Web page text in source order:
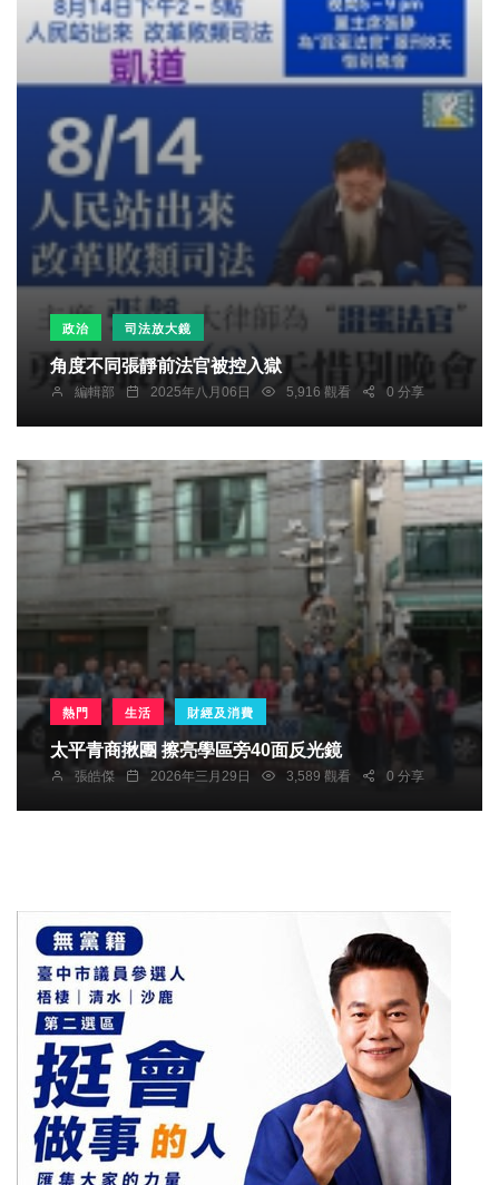
政治 司法放大鏡
角度不同張靜前法官被控入獄
編輯部 2025年八月06日 5,916 觀看 0 分享
熱門 生活 財經及消費
太平青商揪團 擦亮學區旁40面反光鏡
張皓傑 2026年三月29日 3,589 觀看 0 分享